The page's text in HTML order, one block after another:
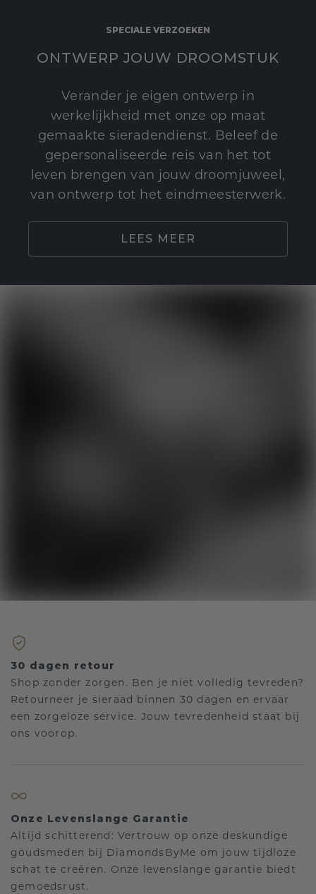
SPECIALE VERZOEKEN
ONTWERP JOUW DROOMSTUK
Verander je eigen ontwerp in
werkelijkheid met onze op maat
gemaakte sieradendienst. Beleef de
gepersonaliseerde reis van het tot
leven brengen van jouw droomjuweel,
van ontwerp tot het eindmeesterwerk.
LEES MEER
30 dagen retour
Shop zonder zorgen. Ben je niet volledig tevreden?
Retourneer je sieraad binnen 30 dagen en ervaar
een zorgeloze service. Jouw tevredenheid staat bij
ons voorop.
Onze Levenslange Garantie
Altijd schitterend: Vertrouw op onze deskundige
goudsmeden bij DiamondsByMe om jouw tijdloze
schat te creëren. Onze levenslange garantie biedt
gemoedsrust.